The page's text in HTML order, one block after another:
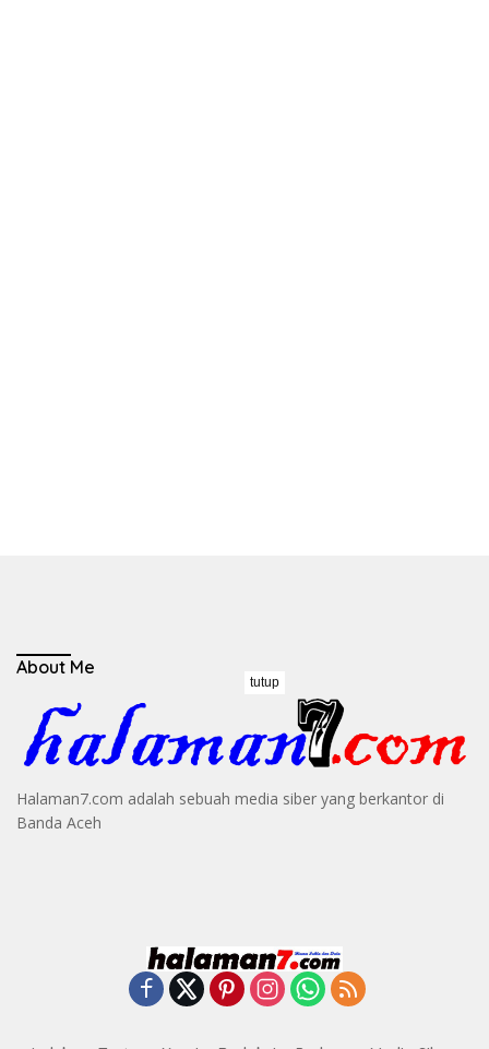
About Me
Halaman7.com adalah sebuah media siber yang berkantor di
Banda Aceh
tutup